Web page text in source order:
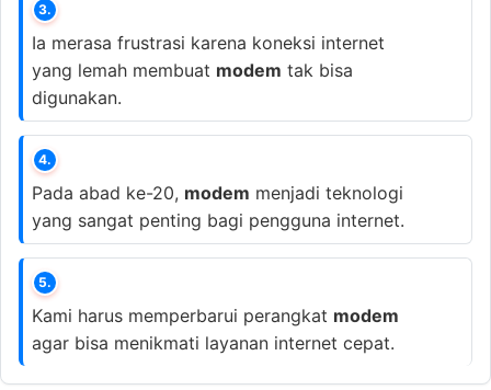
3.
Ia merasa frustrasi karena koneksi internet
yang lemah membuat modem tak bisa
digunakan.
4.
Pada abad ke-20, modem menjadi teknologi
yang sangat penting bagi pengguna internet.
5.
Kami harus memperbarui perangkat modem
agar bisa menikmati layanan internet cepat.